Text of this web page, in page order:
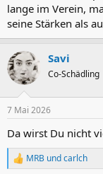
lange im Verein,
seine Stärken als
Savi
Co-Schädling
7 Mai 2026
Da wirst Du nicht
R
MRB undcarlch